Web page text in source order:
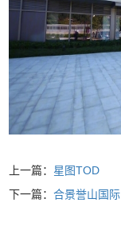
上一篇： 星图TOD
下一篇：合景誉山国际